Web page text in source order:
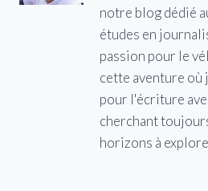
notre blog dédié
études en
passion pour le
cette aventure où
pour l'écriture
cherchant
horizons à